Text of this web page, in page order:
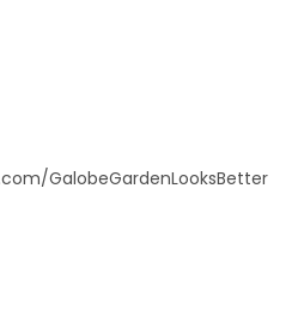
GalobeGardenLooksBetter